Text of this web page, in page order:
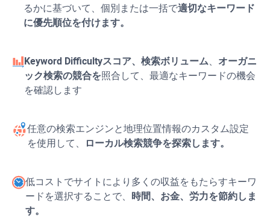
るかに基づいて、個別または一括で適切なキーワード
に優先順位を付けます。
Keyword Difficultyスコア、検索ボリューム
オーガニ
ック検索の競合を照合して、最適なキーワードの機会
を確認します
任意の検索エンジンと地理位置情報のカスタム設定
を使用して、
ローカル検索競争を探索します。
低コストでサイトにより多くの収益をもたらすキーワ
ードを選択することで、 時間、お金、労力を節約しま
す。